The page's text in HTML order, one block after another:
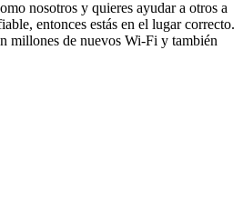
nosotros y quieres ayudar a otros a
entonces estás en el lugar correcto.
millones de nuevos Wi-Fi y también